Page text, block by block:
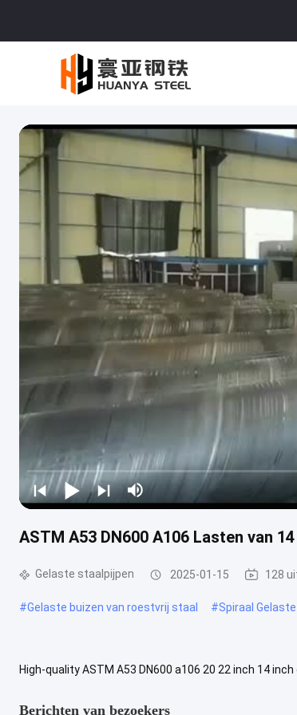
ASTM A53 DN600 A106 Lasten van
Gelaste staalpijpen 2025-01-15 128
#Gelaste buizen van roestvrij staal #Spiraal
High-quality ASTM A53 DN600 a106 20 22 inch 14
Berichten van bezoekers